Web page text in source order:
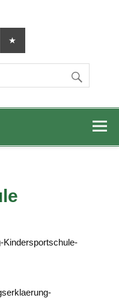
Geislingen
Kindersportschule-